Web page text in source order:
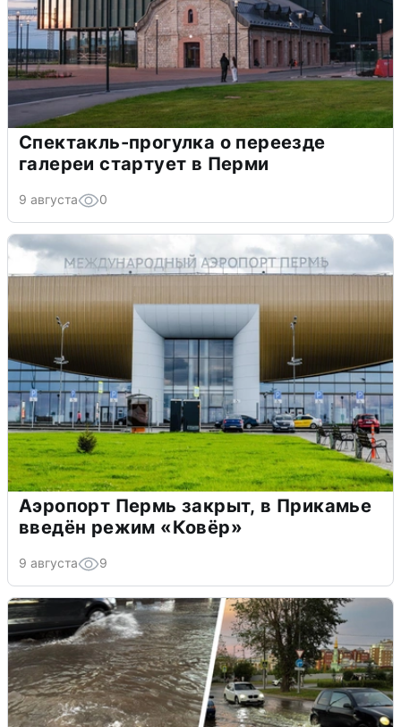
Спектакль-прогулка о переезде
галереи стартует в Перми
9 августа 0
Аэропорт Пермь закрыт, в Прикамье
введён режим «Ковёр»
9 августа 9